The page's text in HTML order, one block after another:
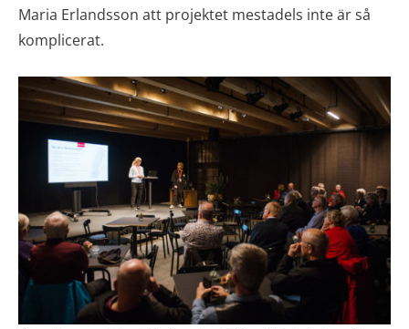
Maria Erlandsson att projektet mestadels inte är så
komplicerat.